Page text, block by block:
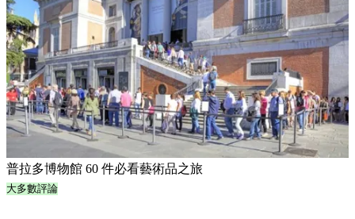
普拉多博物館 60 件必看藝術品之旅
大多數評論